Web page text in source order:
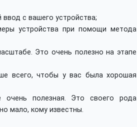
с вашего устройства;
устройства при помощи метода
Это очень полезно на этапе
всего, чтобы у вас была хорошая
очень полезная. Это своего рода
мало, кому известны.